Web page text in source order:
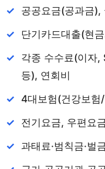
공공요금(공과금),
단기카드대출(현
각종 수수료(이자,
등), 연회비
4대보험(건강보
전기요금, 우편요
과태료·범칙금·벌